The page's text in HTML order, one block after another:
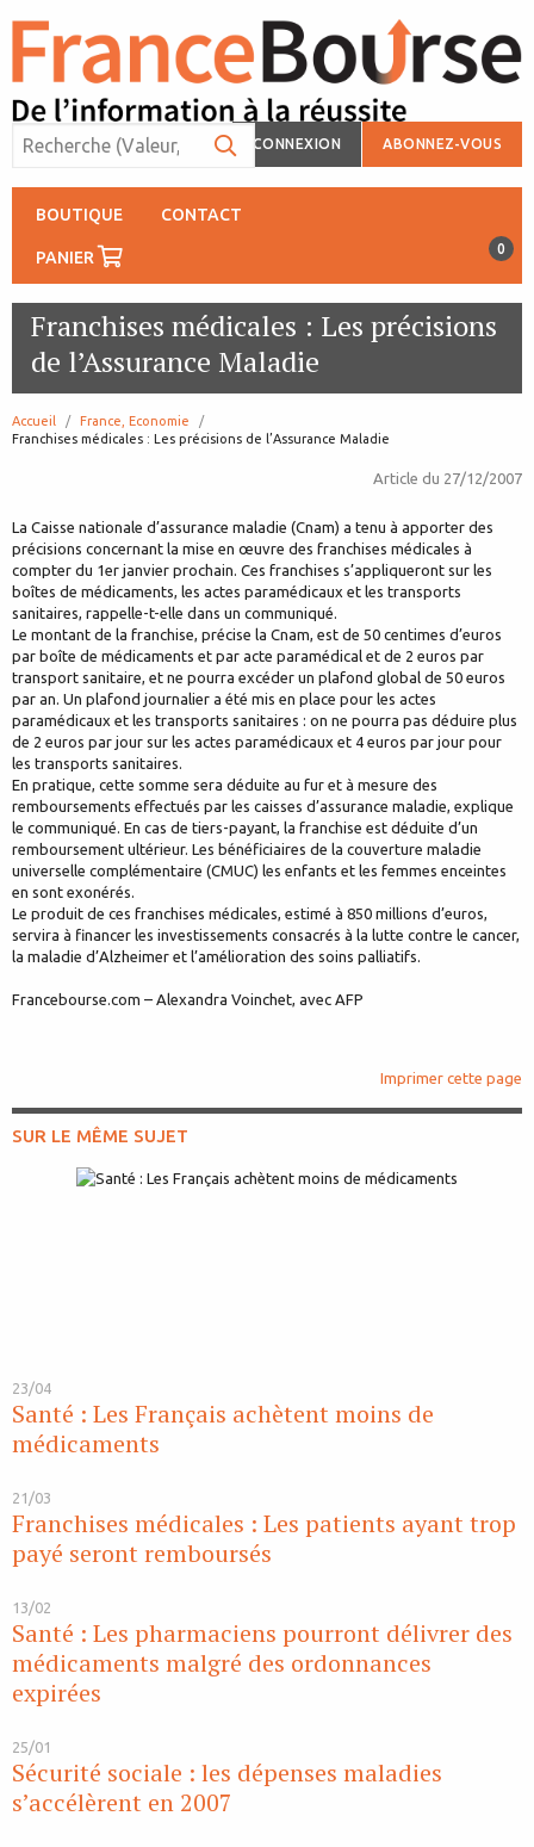
CONNEXION ABONNEZ-VOUS
BOUTIQUE CONTACT
PANIER 0
Franchises médicales : Les précisions
de l’Assurance Maladie
Accueil
France, Economie
page:
Franchises médicales : Les précisions de l’Assurance Maladie
Article du 27/12/2007
La Caisse nationale d’assurance maladie (Cnam) a tenu à apporter des
précisions concernant la mise en œuvre des franchises médicales à
compter du 1er janvier prochain. Ces franchises s’appliqueront sur les
boîtes de médicaments, les actes paramédicaux et les transports
sanitaires, rappelle-t-elle dans un communiqué.
Le montant de la franchise, précise la Cnam, est de 50 centimes d’euros
par boîte de médicaments et par acte paramédical et de 2 euros par
transport sanitaire, et ne pourra excéder un plafond global de 50 euros
par an. Un plafond journalier a été mis en place pour les actes
paramédicaux et les transports sanitaires : on ne pourra pas déduire plus
de 2 euros par jour sur les actes paramédicaux et 4 euros par jour pour
les transports sanitaires.
En pratique, cette somme sera déduite au fur et à mesure des
remboursements effectués par les caisses d’assurance maladie, explique
le communiqué. En cas de tiers-payant, la franchise est déduite d’un
remboursement ultérieur. Les bénéficiaires de la couverture maladie
universelle complémentaire (CMUC) les enfants et les femmes enceintes
en sont exonérés.
Le produit de ces franchises médicales, estimé à 850 millions d’euros,
servira à financer les investissements consacrés à la lutte contre le cancer,
la maladie d’Alzheimer et l’amélioration des soins palliatifs.
Francebourse.com – Alexandra Voinchet, avec AFP
Imprimer cette page
SUR LE MÊME SUJET
23/04
Santé : Les Français achètent moins de
médicaments
21/03
Franchises médicales : Les patients ayant trop
payé seront remboursés
13/02
Santé : Les pharmaciens pourront délivrer des
médicaments malgré des ordonnances
expirées
25/01
Sécurité sociale : les dépenses maladies
s’accélèrent en 2007